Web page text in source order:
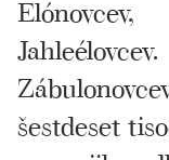
Jahleélovcev.
šestdeset